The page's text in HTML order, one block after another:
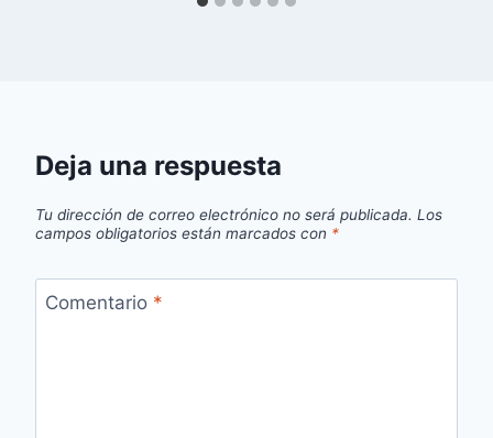
Deja una respuesta
Tu dirección de correo electrónico no será publicada. Los
campos obligatorios están marcados con *
Comentario *